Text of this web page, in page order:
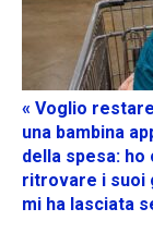
« Voglio
una bambina
della spesa:
ritrovare i suoi
mi ha lasciata